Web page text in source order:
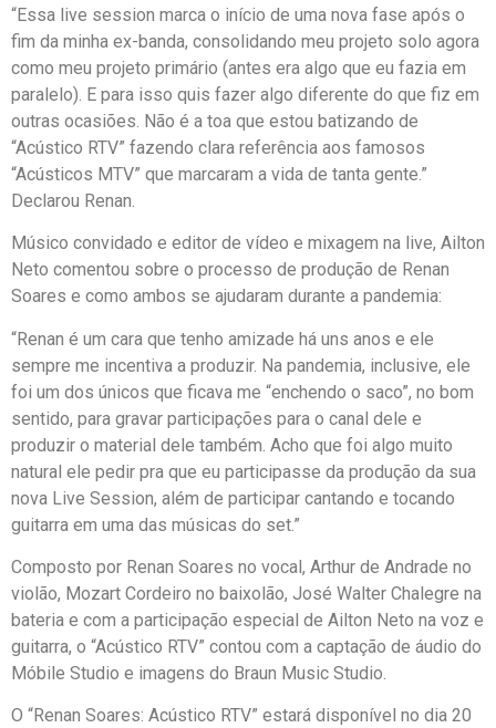
“Essa live session marca o início de uma nova fase após o
fim da minha ex-banda, consolidando meu projeto solo agora
como meu projeto primário (antes era algo que eu fazia em
paralelo). E para isso quis fazer algo diferente do que fiz em
outras ocasiões. Não é a toa que estou batizando de
“Acústico RTV” fazendo clara referência aos famosos
“Acústicos MTV” que marcaram a vida de tanta gente.”
Declarou Renan.
Músico convidado e editor de vídeo e mixagem na live, Ailton
Neto comentou sobre o processo de produção de Renan
Soares e como ambos se ajudaram durante a pandemia:
“Renan é um cara que tenho amizade há uns anos e ele
sempre me incentiva a produzir. Na pandemia, inclusive, ele
foi um dos únicos que ficava me “enchendo o saco”, no bom
sentido, para gravar participações para o canal dele e
produzir o material dele também. Acho que foi algo muito
natural ele pedir pra que eu participasse da produção da sua
nova Live Session, além de participar cantando e tocando
guitarra em uma das músicas do set.”
Composto por Renan Soares no vocal, Arthur de Andrade no
violão, Mozart Cordeiro no baixolão, José Walter Chalegre na
bateria e com a participação especial de Ailton Neto na voz e
guitarra, o “Acústico RTV” contou com a captação de áudio do
Móbile Studio e imagens do Braun Music Studio.
O “Renan Soares: Acústico RTV” estará disponível no dia 20